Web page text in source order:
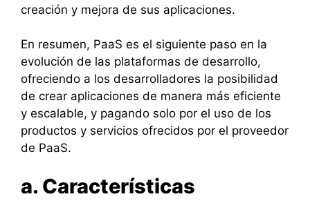
creación y mejora de sus aplicaciones.
En resumen, PaaS es el siguiente paso en la
evolución de las plataformas de desarrollo,
ofreciendo a los desarrolladores la posibilidad
de crear aplicaciones de manera más eficiente
y escalable, y pagando solo por el uso de los
productos y servicios ofrecidos por el proveedor
de PaaS.
a. Características